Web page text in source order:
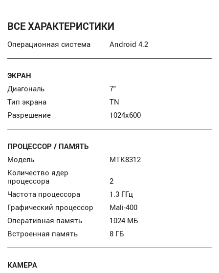
ВСЕ ХАРАКТЕРИСТИКИ
Операционная система Android 4.2
ЭКРАН
Диагональ
7″
Тип экрана
TN
Разрешение
1024x600
ПРОЦЕССОР / ПАМЯТЬ
Модель
MTK8312
Количество ядер
процессора
2
Частота процессора
1.3 ГГц
Графический процессор
Mali-400
Оперативная память
1024 МБ
Встроенная память
8 ГБ
КАМЕРА